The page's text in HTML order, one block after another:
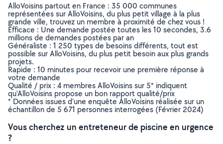
AlloVoisins partout en France : 35 000 communes
représentées sur AlloVoisins, du plus petit village à la plus
grande ville, trouvez un membre à proximité de chez vous !
Efficace : Une demande postée toutes les 10 secondes, 3.6
millions de demandes postées par an
Généraliste : 1 250 types de besoins différents, tout est
possible sur AlloVoisins, du plus petit besoin aux plus grands
projets.
Rapide : 10 minutes pour recevoir une première réponse à
votre demande
Qualité / prix : 4 membres AlloVoisins sur 5* indiquent
qu’AlloVoisins propose un bon rapport qualité/prix
* Données issues d’une enquête AlloVoisins réalisée sur un
échantillon de 5 671 personnes interrogées (Février 2024)
Vous cherchez un entreteneur de piscine en urgence
?